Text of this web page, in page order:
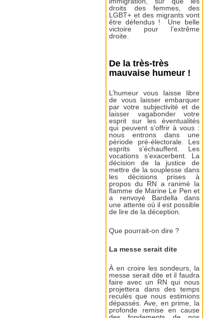
droits des femmes, des
LGBT+ et des migrants vont
être défendus ! Une belle
victoire pour l’extrême
droite.
De la très-très
mauvaise humeur !
L’humeur vous laisse libre
de vous laisser embarquer
par votre subjectivité et de
laisser vagabonder votre
esprit sur les éventualités
qui peuvent s’offrir à vous :
nous entrons dans une
période pré-électorale. Les
esprits s’échauffent. Les
vocations s’exacerbent. La
décision de la justice de
mettre de la souplesse dans
les décisions prises à
propos du RN a ranimé la
flamme de Marine Le Pen et
a renvoyé Bardella dans
une attente où il est possible
de lire de la déception.
Que pourrait-on dire ?
La messe serait dite
À en croire les sondeurs, la
messe serait dite et il faudra
faire avec un RN qui nous
projettera dans des temps
reculés que nous estimions
dépassés. Ave, en prime, la
profonde remise en cause